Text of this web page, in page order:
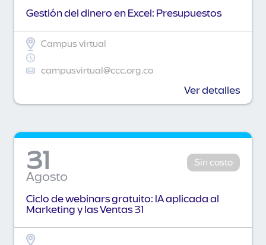
Gestión del dinero en Excel: Presupuestos
Campus virtual
campusvirtual@ccc.org.co
Ver detalles
31
Agosto
Sin costo
Ciclo de webinars gratuito: IA aplicada al
Marketing y las Ventas 31